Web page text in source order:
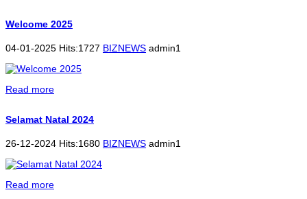
Welcome 2025
04-01-2025 Hits:1727 BIZNEWS admin1
Read more
Selamat Natal 2024
26-12-2024 Hits:1680 BIZNEWS admin1
Read more